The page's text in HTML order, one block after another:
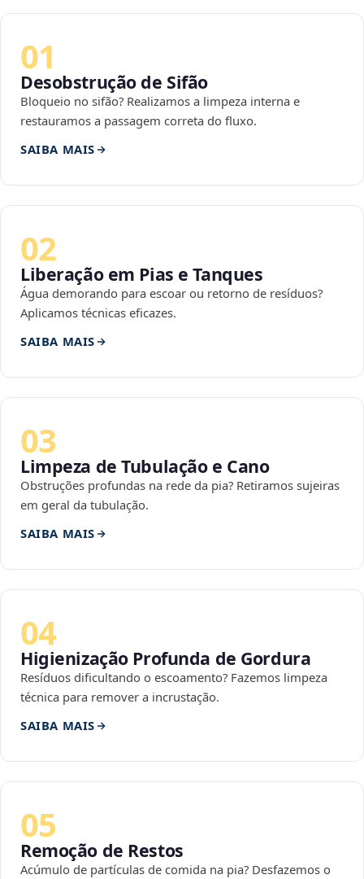
01
Desobstrução de Sifão
Bloqueio no sifão? Realizamos a limpeza interna e
restauramos a passagem correta do fluxo.
SAIBA MAIS
02
Liberação em Pias e Tanques
Água demorando para escoar ou retorno de resíduos?
Aplicamos técnicas eficazes.
SAIBA MAIS
03
Limpeza de Tubulação e Cano
Obstruções profundas na rede da pia? Retiramos sujeiras
em geral da tubulação.
SAIBA MAIS
04
Higienização Profunda de Gordura
Resíduos dificultando o escoamento? Fazemos limpeza
técnica para remover a incrustação.
SAIBA MAIS
05
Remoção de Restos
Acúmulo de partículas de comida na pia? Desfazemos o